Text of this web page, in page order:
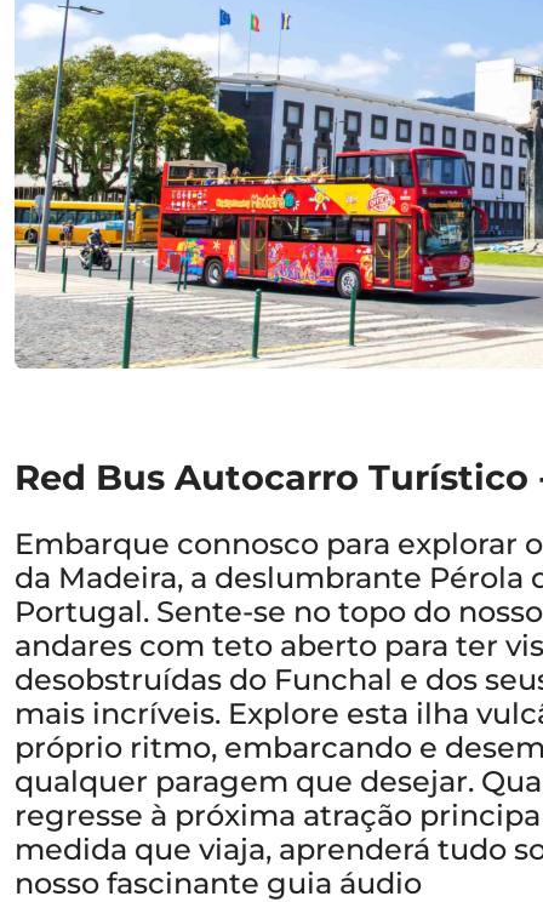
Red Bus Autocarro Turístico
Embarque connosco para explorar
da Madeira, a deslumbrante Pérola
Portugal. Sente-se no topo do
andares com teto aberto para ter
desobstruídas do Funchal e dos
mais incríveis. Explore esta ilha
próprio ritmo, embarcando e
qualquer paragem que desejar.
regresse à próxima atração
medida que viaja, aprenderá tudo
nosso fascinante guia áudio